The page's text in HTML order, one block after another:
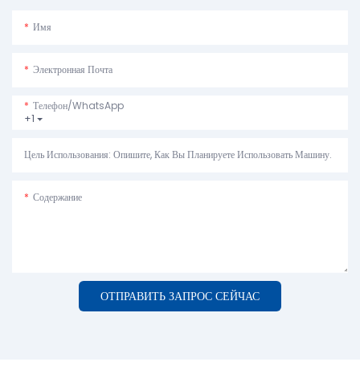
Имя
Электронная Почта
+1
Телефон/WhatsApp
Цель Использования: Опишите, Как Вы Планируете Использовать Машину.
Содержание
ОТПРАВИТЬ ЗАПРОС СЕЙЧАС